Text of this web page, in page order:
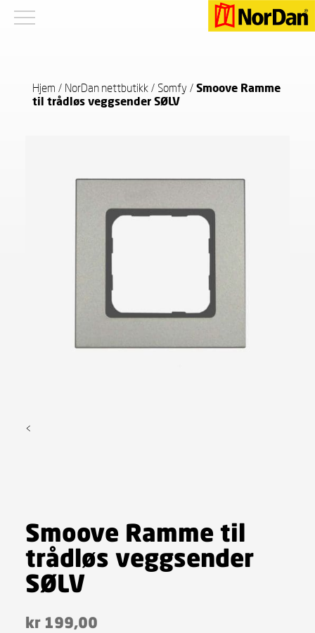
Hjem / NorDan nettbutikk / Somfy /Smoove Ramme
til trådløs veggsender SØLV
<
Smoove Ramme til
trådløs veggsender
SØLV
kr 199,00